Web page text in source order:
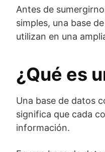
Antes de
simples, una base
utilizan en una
¿Qué es
Una base de datos
significa que cada
información.